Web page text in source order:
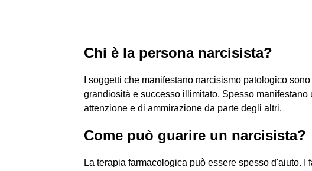
Chi è la persona narcisista?
I soggetti che manifestano narcisismo patologico
grandiosità e successo illimitato. Spesso
attenzione e di ammirazione da parte degli altri.
Come può guarire un narcisista?
La terapia farmacologica può essere spesso d'aiuto.